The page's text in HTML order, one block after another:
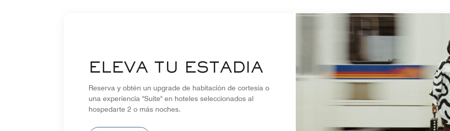
ELEVA TU ESTADÍA
Reserva y obtén un upgrade de habitación de cortesía o
una experiencia "Suite" en hoteles seleccionados al
hospedarte 2 o más noches.